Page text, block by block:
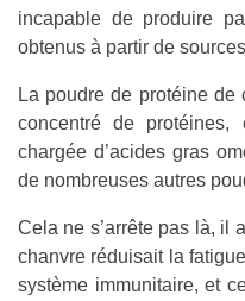
incapable de produire
obtenus à partir de
La poudre de protéine de
concentré de protéines,
chargée d’acides gras
de nombreuses autres
Cela ne s’arrête pas là, il
chanvre réduisait la
système immunitaire, et